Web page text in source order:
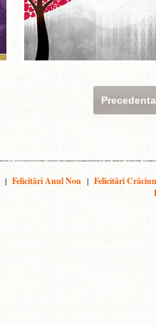
Precedenta
| Felicitări Anul Nou | Felicitări